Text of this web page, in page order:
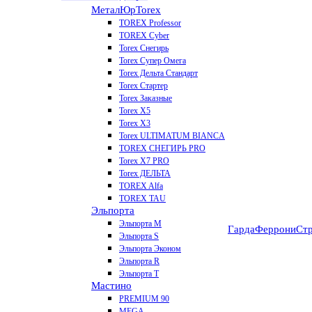
МеталЮрTorex
TOREX Professor
TOREX Cyber
Torex Снегирь
Torex Супер Омега
Torex Дельта Стандарт
Torex Стартер
Torex Заказные
Torex Х5
Torex Х3
Torex ULTIMATUM BIANCA
TOREX СНЕГИРЬ PRO
Torex X7 PRO
Torex ДЕЛЬТА
TOREX Alfa
TOREX TAU
Эльпорта
Эльпорта M
Эльпорта S
Эльпорта Эконом
Эльпорта R
Эльпорта Т
Мастино
PREMIUM 90
ГардаФеррони